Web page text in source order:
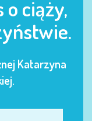
ciąży,
Katarzyna